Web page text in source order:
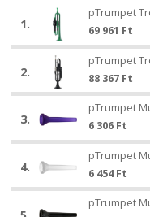
pTrumpet
Trompeta
Verde
1.
pTrumpet
Trompeta
Verde
pTrumpet
69 961 Ft
pTrumpet
Trompeta
hyTech
2.
pTrumpet
Trompeta
hyTech
negru
pTrumpet
88 367 Ft
Mustiuc
Trombiták
3C
3.
pTrumpet
Mustiuc
Trombiták
violet
3C
pTrumpet
6 306 Ft
Muștiuc
Trombiták
4.
pTrumpet
Muștiuc
Trombiták
alb
pTrumpet
6 454Ft
pTrumpetpTrumpet